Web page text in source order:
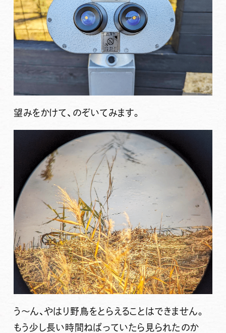
望みをかけて、のぞいてみます。
う～ん、やはり野鳥をとらえることはできません。
もう少し長い時間ねばっていたら見られたのか